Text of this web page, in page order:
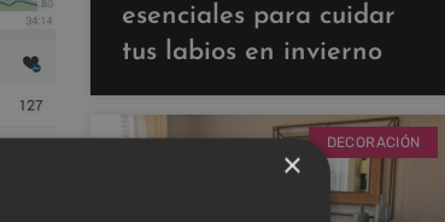
esenciales para cuidar
tus labios en invierno
DECORACIÓN
×